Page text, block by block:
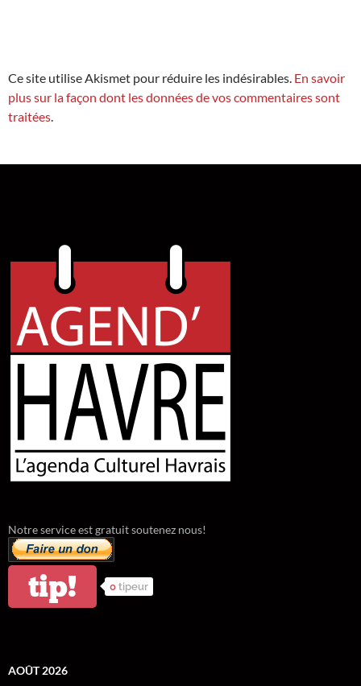
Ce site utilise Akismet pour réduire les indésirables. En savoir
plus sur la façon dont les données de vos commentaires sont
traitées
Notre service est gratuit soutenez nous!
tip! 0 tipeur
AOÛT 2026